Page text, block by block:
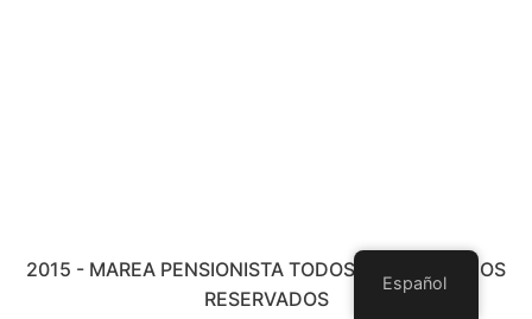
2015 - MAREA PENSIONISTA TODOS LOS DERECHOS
RESERVADOS
Español